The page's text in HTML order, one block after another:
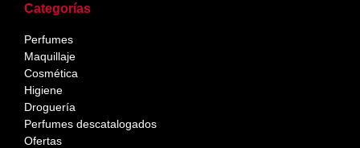
Categorías
Perfumes
Maquillaje
Cosmética
Higiene
Droguería
Perfumes descatalogados
Ofertas